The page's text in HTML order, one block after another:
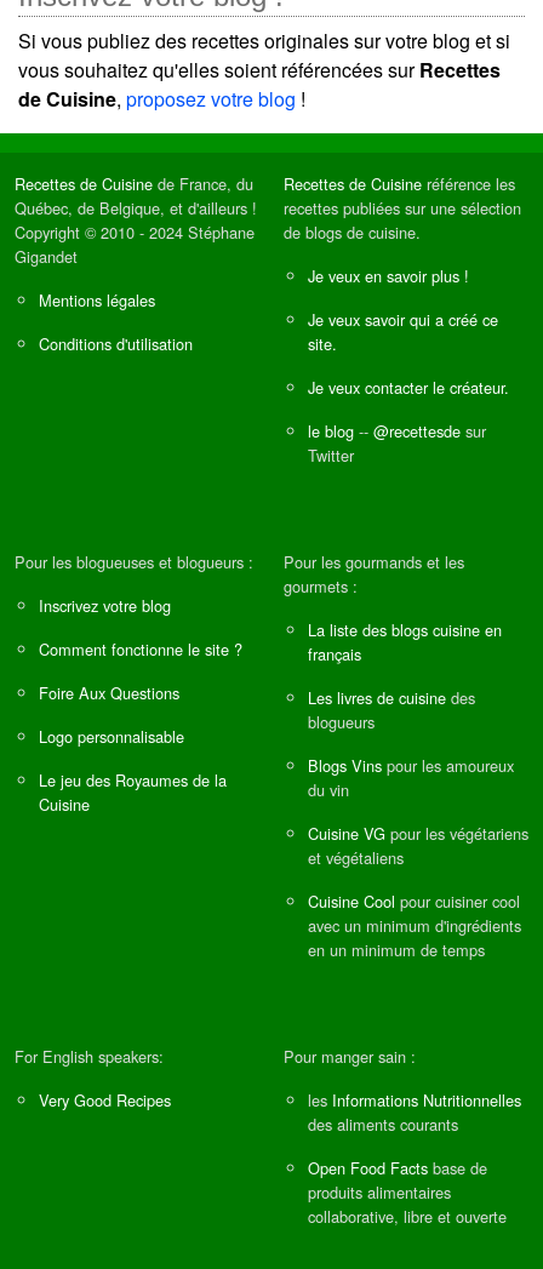
Si vous publiez des recettes originales sur votre blog et si
vous souhaitez qu'elles soient référencées surRecettes
de Cuisine, proposez votre blog !
Recettes de Cuisine de France, du
Québec, de Belgique, et d'ailleurs !
Copyright © 2010 - 2024 Stéphane
Gigandet
Mentions légales
Conditions d'utilisation
Recettes de Cuisine référence les
recettes publiées sur une sélection
de blogs de cuisine.
Je veux en savoir plus !
Je veux savoir qui a créé ce
site.
Je veux contacter le créateur.
le blog -- @recettesde sur
Twitter
Pour les blogueuses et blogueurs :
Inscrivez votre blog
Comment fonctionne le site ?
Foire Aux Questions
Logo personnalisable
Le jeu des Royaumes de la
Cuisine
Pour les gourmands et les
gourmets :
La liste des blogs cuisine en
français
Les livres de cuisine des
blogueurs
Blogs Vins pour les amoureux
du vin
Cuisine VG pour les végétariens
et végétaliens
Cuisine Cool pour cuisiner cool
avec un minimum d'ingrédients
en un minimum de temps
For English speakers:
Very Good Recipes
Pour manger sain :
les Informations Nutritionnelles
des aliments courants
Open Food Facts base de
produits alimentaires
collaborative, libre et ouverte